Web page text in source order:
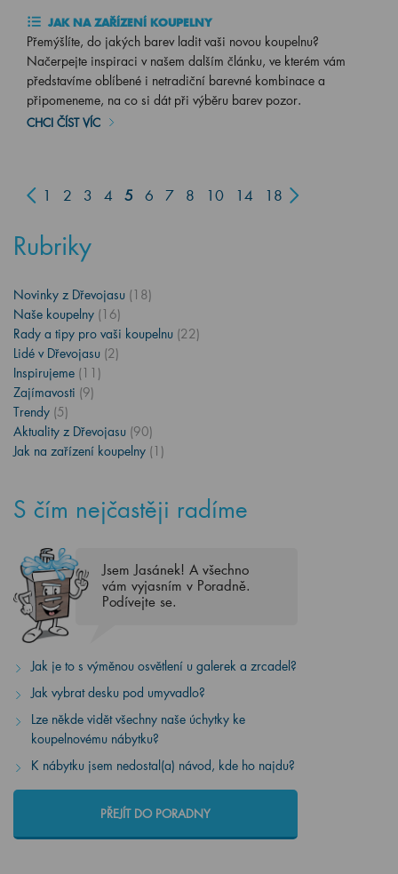
JAK NA ZAŘÍZENÍ KOUPELNY
Přemýšlíte, do jakých barev ladit vaši novou koupelnu?
Načerpejte inspiraci v našem dalším článku, ve kterém vám
představíme oblíbené i netradiční barevné kombinace a
připomeneme, na co si dát při výběru barev pozor.
CHCI ČÍST VÍC
1 2 3 4 5 6 7 8 10 14 18
Rubriky
Novinky z Dřevojasu (18)
Naše koupelny (16)
Rady a tipy pro vaši koupelnu (22)
Lidé v Dřevojasu (2)
Inspirujeme (11)
Zajímavosti (9)
Trendy (5)
Aktuality z Dřevojasu (90)
Jak na zařízení koupelny (1)
S čím nejčastěji radíme
Jsem Jasánek! A všechno
vám vyjasním v Poradně.
Podívejte se.
Jak je to s výměnou osvětlení u galerek a zrcadel?
Jak vybrat desku pod umyvadlo?
Lze někde vidět všechny naše úchytky ke
koupelnovému nábytku?
K nábytku jsem nedostal(a) návod, kde ho najdu?
PŘEJÍT DO PORADNY